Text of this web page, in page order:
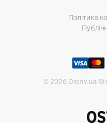
Політика
© 2026 Ostriv.ua